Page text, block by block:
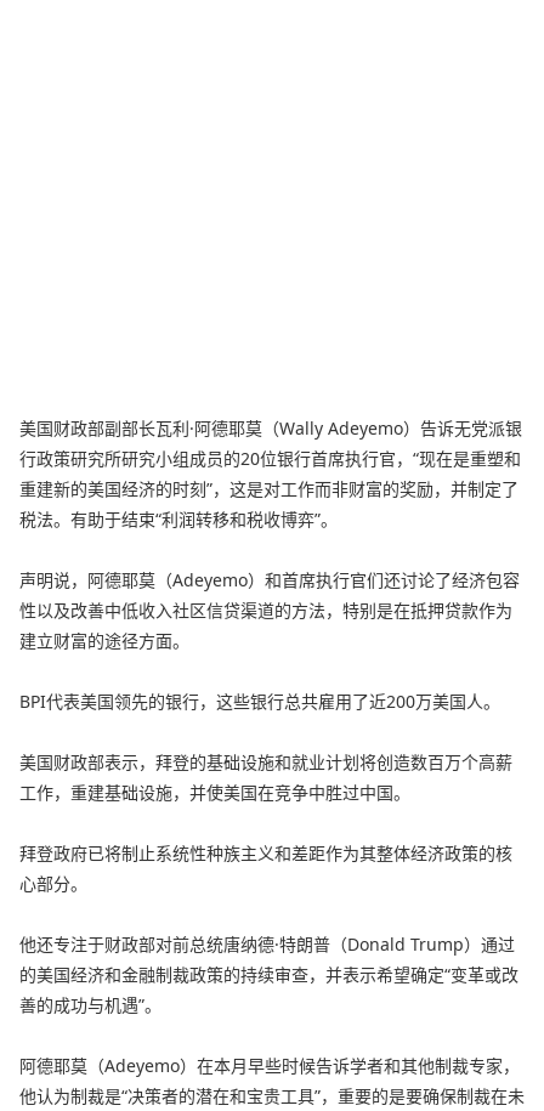
美国财政部副部长瓦利·阿德耶莫（Wally Adeyemo）告诉无党派银
行政策研究所研究小组成员的20位银行首席执行官，“现在是重塑和
重建新的美国经济的时刻”，这是对工作而非财富的奖励，并制定了
税法。有助于结束“利润转移和税收博弈”。
声明说，阿德耶莫（Adeyemo）和首席执行官们还讨论了经济包容
性以及改善中低收入社区信贷渠道的方法，特别是在抵押贷款作为
建立财富的途径方面。
BPI代表美国领先的银行，这些银行总共雇用了近200万美国人。
美国财政部表示，拜登的基础设施和就业计划将创造数百万个高薪
工作，重建基础设施，并使美国在竞争中胜过中国。
拜登政府已将制止系统性种族主义和差距作为其整体经济政策的核
心部分。
他还专注于财政部对前总统唐纳德·特朗普（Donald Trump）通过
的美国经济和金融制裁政策的持续审查，并表示希望确定“变革或改
善的成功与机遇”。
阿德耶莫（Adeyemo）在本月早些时候告诉学者和其他制裁专家，
他认为制裁是“决策者的潜在和宝贵工具”，重要的是要确保制裁在未